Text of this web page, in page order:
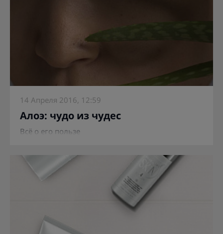
14 Апреля 2016, 12:59
Алоэ: чудо из чудес
Всё о его пользе